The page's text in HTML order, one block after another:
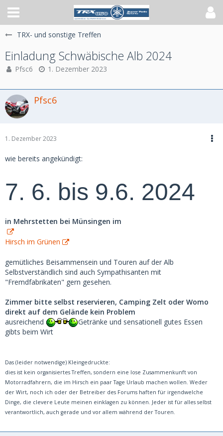
TRX- und sonstige Treffen
Einladung Schwäbische Alb 2024
Pfsc6 1. Dezember 2023
Pfsc6
1. Dezember 2023
wie bereits angekündigt:
7. 6. bis 9.6. 2024
in Mehrstetten bei Münsingen im
Hirsch im Grünen
gemütliches Beisammensein und Touren auf der Alb
Selbstverständlich sind auch Sympathisanten mit
"Fremdfabrikaten" gern gesehen.
Zimmer bitte selbst reservieren, Camping Zelt oder Womo
direkt auf dem Gelände kein Problem
ausreichend
Getränke und sensationell gutes Essen
gibts beim Wirt
Das (leider notwendige) Kleingedruckte:
dies ist kein organisiertes Treffen, sondern eine lose Zusammenkunft von
Motorradfahrern, die im Hirsch ein paar Tage Urlaub machen wollen. Weder
der Wirt, noch ich oder der Betreiber des Forums haften für irgendwelche
Dinge, die clevere Leute meinen einklagen zu können. Jeder ist für alles selbst
verantwortlich, auch gerade und vor allem während der Touren.